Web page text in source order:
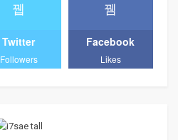
Facebook
Likes
Twitter
Followers